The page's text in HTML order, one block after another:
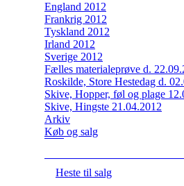
England 2012
Frankrig 2012
Tyskland 2012
Irland 2012
Sverige 2012
Fælles materialeprøve d.
Roskilde, Store Hestedag d.
Skive, Hopper, føl og plage
Skive, Hingste 21.04.2012
Arkiv
Køb og salg
Heste til salg